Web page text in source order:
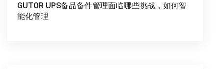
GUTOR UPS备品备件管理面临哪些挑战，如何智
能化管理